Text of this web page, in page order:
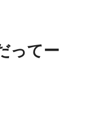
ってー